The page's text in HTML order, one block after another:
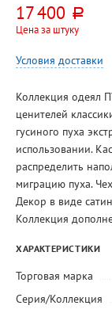
17 400 руб.
Цена за штуку
Условия доставки
Коллекция одеял
ценителей
гусиного пуха
использовании.
распределить
миграцию пуха.
Декор в виде
Коллекция
ХАРАКТЕРИСТИКИ
Торговая марка
Серия/Коллекция